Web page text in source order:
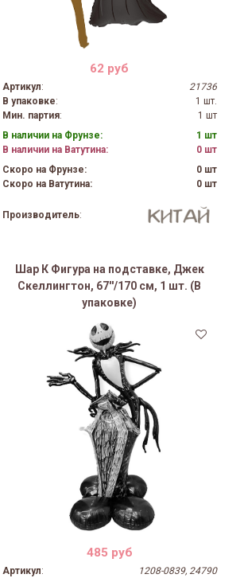
62 руб
Артикул:
21736
В упаковке:
1 шт.
Мин. партия:
1 шт
В наличии на Фрунзе:
1 шт
В наличии на Ватутина:
0 шт
Скоро на Фрунзе:
0 шт
Скоро на Ватутина:
0 шт
Производитель:
Шар К Фигура на подставке, Джек
Скеллингтон, 67''/170 см, 1 шт. (В
упаковке)
485 руб
Артикул: 1208-0839, 24790